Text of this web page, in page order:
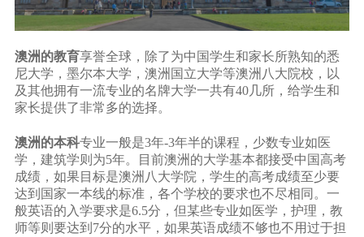
澳洲的教育享誉全球，除了为中国学生和家长所熟知的悉
尼大学，墨尔本大学，澳洲国立大学等澳洲八大院校，以
及其他拥有一流专业的名牌大学一共有40几所，给学生和
家长提供了非常多的选择。
澳洲的本科专业一般是3年-3年半的课程，少数专业如医
学，建筑学则为5年。目前澳洲的大学基本都接受中国高考
成绩，如果目标是澳洲八大学院，学生的高考成绩至少要
达到国家一本线的标准，各个学校的要求也不尽相同。一
般英语的入学要求是6.5分，但某些专业如医学，护理，教
师等则要达到7分的水平，如果英语成绩不够也不用过于担